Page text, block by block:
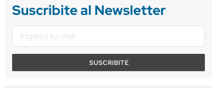
Suscribite al Newsletter
SUSCRIBITE